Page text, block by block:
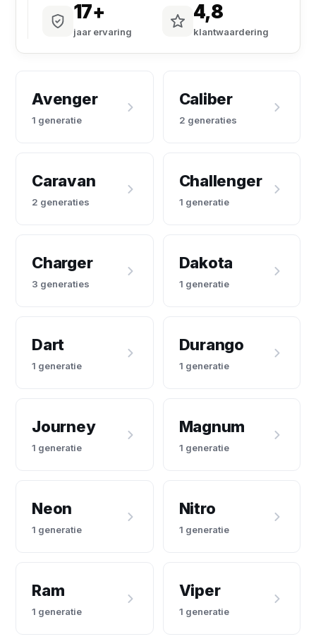
17+
jaar ervaring
4,8
klantwaardering
Avenger
1 generatie
Caliber
2 generaties
Caravan
2 generaties
Challenger
1 generatie
Charger
3 generaties
Dakota
1 generatie
Dart
1 generatie
Durango
1 generatie
Journey
1 generatie
Magnum
1 generatie
Neon
1 generatie
Nitro
1 generatie
Ram
1 generatie
Viper
1 generatie